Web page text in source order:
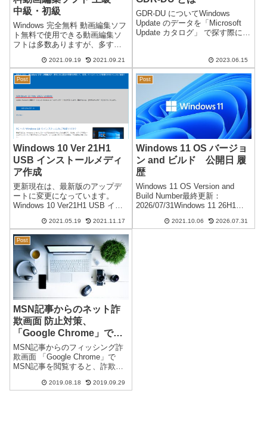
中級・初級
Windows 完全無料 動画編集ソフ
ト無料で使用できる動画編集ソ
フトは多数ありますが、多すぎ
いつつ、体験版や期間限定が多
く、条件付きで無料になってい
たり透かし画像（ウォーターマ
無料版...
2021.09.19 2021.09.21
GDR-DU についてWindows
Update のデータを「Microsoft
Update カタログ」 で探す際に、
DU」の意味がいまいち・微妙に
分かりにくい…...
2023.06.15
Post
Windows 10 Ver 21H1
USB インストールメディ
ア作成
更新現在は、最新版のアップデ
ートに変更になっています。
Windows 10 Ver21H1 USB イン
2021/05/19Windows 10 Ver 21H1
のアップデートが可能になりま
した。通常のアップ...
2021.05.19 2021.11.17
Post
Windows 11 OS バージョ
ン and ビルド 公開日 履
歴
Windows 11 OS Version and
Build Number最終更新：
2026/07/31Windows 11 26H1
28000）※特定シリコン専用/一
2021.10.06 2026.07.31
Post
MSN記事からのネット詐
欺画面 防止対策、
「Google Chrome」で閲
覧すると、出なくなりまし
た。
MSN記事からのフィッシング詐
欺画面 「Google Chrome」で
MSN記事を閲覧すると、詐欺画
ら、パソコン端末は関係なく毎
2019.08.18 2019.09.29